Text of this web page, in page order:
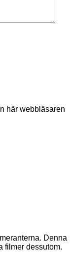
här webbläsaren
Denna
filmer dessutom.